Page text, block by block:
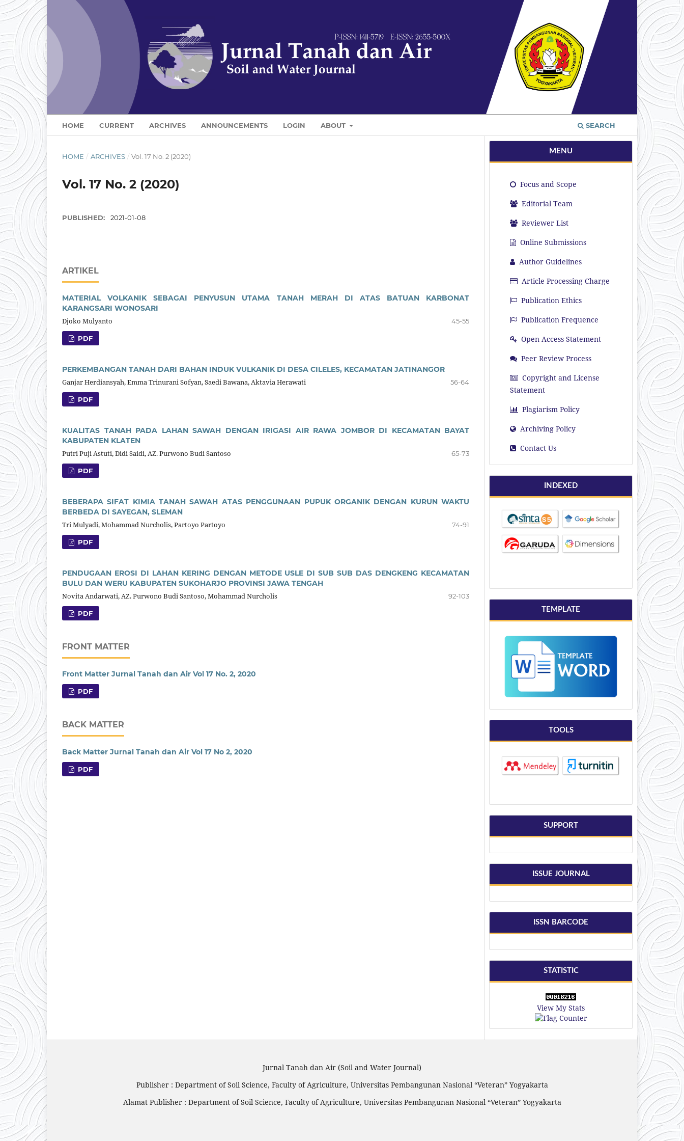
HOME CURRENT ARCHIVES ANNOUNCEMENTS LOGIN ABOUT SEARCH
HOME / ARCHIVES / Vol. 17 No. 2 (2020)
Vol. 17 No. 2 (2020)
PUBLISHED: 2021-01-08
ARTIKEL
MATERIAL VOLKANIK SEBAGAI PENYUSUN UTAMA TANAH MERAH DI ATAS BATUAN KARBONAT
KARANGSARI WONOSARI
Djoko Mulyanto
45-55
PDF
PERKEMBANGAN TANAH DARI BAHAN INDUK VULKANIK DI DESA CILELES, KECAMATAN JATINANGOR
Ganjar Herdiansyah, Emma Trinurani Sofyan, Saedi Bawana, Aktavia Herawati
56-64
PDF
KUALITAS TANAH PADA LAHAN SAWAH DENGAN IRIGASI AIR RAWA JOMBOR DI KECAMATAN BAYAT
KABUPATEN KLATEN
Putri Puji Astuti, Didi Saidi, AZ. Purwono Budi Santoso
65-73
PDF
BEBERAPA SIFAT KIMIA TANAH SAWAH ATAS PENGGUNAAN PUPUK ORGANIK DENGAN KURUN WAKTU
BERBEDA DI SAYEGAN, SLEMAN
Tri Mulyadi, Mohammad Nurcholis, Partoyo Partoyo
74-91
PDF
PENDUGAAN EROSI DI LAHAN KERING DENGAN METODE USLE DI SUB SUB DAS DENGKENG KECAMATAN
BULU DAN WERU KABUPATEN SUKOHARJO PROVINSI JAWA TENGAH
Novita Andarwati, AZ. Purwono Budi Santoso, Mohammad Nurcholis
92-103
PDF
FRONT MATTER
Front Matter Jurnal Tanah dan Air Vol 17 No. 2, 2020
PDF
BACK MATTER
Back Matter Jurnal Tanah dan Air Vol 17 No 2, 2020
PDF
MENU
Focus and Scope
Editorial Team
Reviewer List
Online Submissions
Author Guidelines
Article Processing Charge
Publication Ethics
Publication Frequence
Open Access Statement
Peer Review Process
Copyright and License
Statement
Plagiarism Policy
Archiving Policy
Contact Us
INDEXED
TEMPLATE
TOOLS
SUPPORT
ISSUE JOURNAL
ISSN BARCODE
STATISTIC
View My Stats
Jurnal Tanah dan Air (Soil and Water Journal)
Publisher : Department of Soil Science, Faculty of Agriculture, Universitas Pembangunan Nasional “Veteran” Yogyakarta
Alamat Publisher : Department of Soil Science, Faculty of Agriculture, Universitas Pembangunan Nasional “Veteran” Yogyakarta